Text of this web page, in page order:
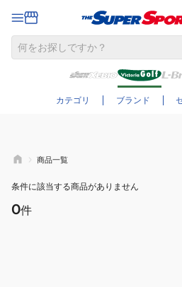
カテゴリ ブランドさらに絞り
商品一覧
条件に該当する商品がありません
0件